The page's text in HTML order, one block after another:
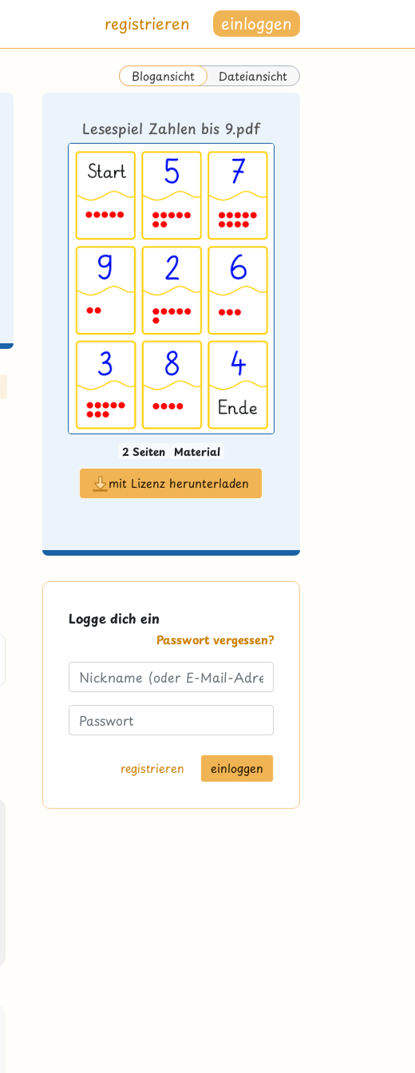
registrieren einloggen
Blogansicht Dateiansicht
Lesespiel Zahlen bis 9.pdf
2 Seiten Material
mit Lizenz herunterladen
Logge dich ein
Passwort vergessen?
registrieren